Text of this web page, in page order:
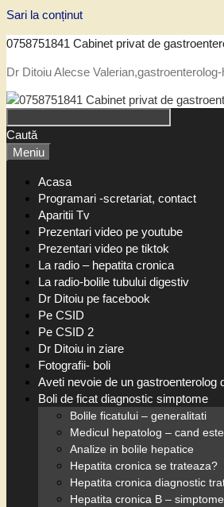
Sari la conținut
0758751841 Cabinet privat de
Dr Ditoiu Alecse
Caută
Meniu
Acasa
Programari -scretariat, contact
Aparitii Tv
Prezentari video pe youtube
Prezentari video pe tiktok
La radio – hepatita cronica
La radio-bolile tubului digestiv
Dr Ditoiu pe facebook
Pe CSID
Pe CSID 2
Dr Ditoiu in ziare
Fotografii- boli
Aveti nevoie de un gastroenterolog
Boli de ficat diagnostic simptome
Bolile ficatului – generalitati
Medicul hepatolog – cand
Analize in bolile hepatice
Hepatita cronica se trateaza?
Hepatita cronica diagnostic
Hepatita cronica B –